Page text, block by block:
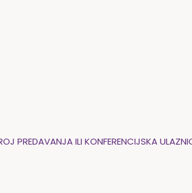
PREDAVANJA ILI KONFERENCIJSKA